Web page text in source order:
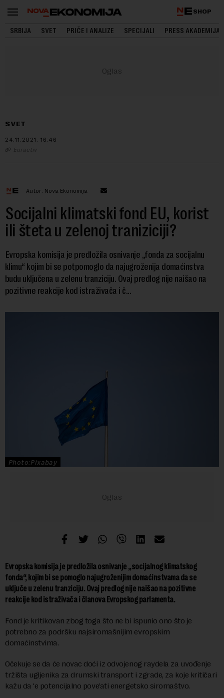
SHOP
SRBIJA SVET PRIČE I ANALIZE SPECIJALI PRESS AKADEMIJA
SVET
24.11.2021. 16:46
Euractiv
Autor: Nova Ekonomija
Socijalni klimatski fond EU, korist
ili šteta u zelenoj traniziciji?
Evropska komisija je predložila osnivanje „fonda za socijalnu
klimu“ kojim bi se potpomoglo da najugroženija domaćinstva
budu uključena u zelenu tranziciju. Ovaj predlog nije naišao na
pozitivne reakcije kod istraživača i č...
Photo:Pixabay
Evropska komisija je predložila osnivanje „socijalnog klimatskog
fonda“, kojim bi se pomoglo najugroženijim domaćinstvama da se
uključe u zelenu tranziciju. Ovaj predlog nije naišao na pozitivne
reakcije kod istraživača i članova Evropskog parlamenta.
Fond je kritikovan zbog toga što ne bi ispunio ono što je
potrebno za podršku najsiromašnijim evropskim
domaćinstvima.
Očekuje se da će novac doći iz odvojenog raydela za uvođenje
tržišta ugljenika za drumski transport i zgrade, za koje kritičari
kažu da ‘e potencijalno pove’ati energetsko siromaštvo.